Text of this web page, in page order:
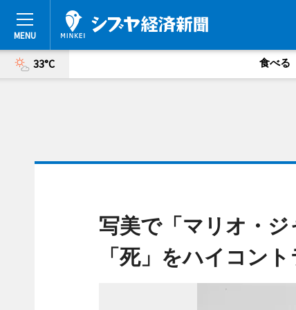
33°C 食べる
写美で「マリオ・ジ
「死」をハイコン